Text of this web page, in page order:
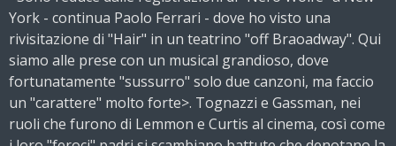
York - continua Paolo Ferrari - dove ho visto una
rivisitazione di "Hair" in un teatrino "off Braoadway". Qui
siamo alle prese con un musical grandioso, dove
fortunatamente "sussurro" solo due canzoni, ma faccio
un "carattere" molto forte>. Tognazzi e Gassman, nei
ruoli che furono di Lemmon e Curtis al cinema, così come